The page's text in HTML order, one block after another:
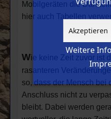
Mobilgeräten die
hier auch Tabellen
Wie keine Zeit zuvor ist
rasanteren
so, dass der Mensch bei
Anschluss nicht zu
bleibt. Dabei werden
Akzeptieren
Weitere